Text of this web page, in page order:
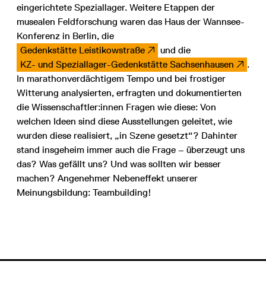
eingerichtete Speziallager. Weitere Etappen der
musealen Feldforschung waren das Haus der Wannsee-
Konferenz in Berlin, die
Gedenkstätte Leistikowstraße
und die
KZ- und Speziallager-Gedenkstätte Sachsenhausen
.
In marathonverdächtigem Tempo und bei frostiger
Witterung analysierten, erfragten und dokumentierten
die Wissenschaftler:innen Fragen wie diese: Von
welchen Ideen sind diese Ausstellungen geleitet, wie
wurden diese realisiert, „in Szene gesetzt“? Dahinter
stand insgeheim immer auch die Frage – überzeugt uns
das? Was gefällt uns? Und was sollten wir besser
machen? Angenehmer Nebeneffekt unserer
Meinungsbildung: Teambuilding!